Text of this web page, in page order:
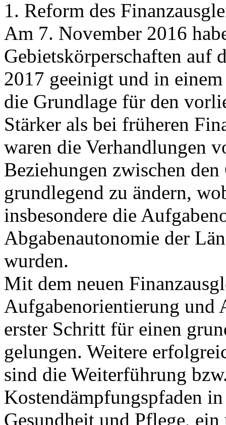
1. Reform des
Am 7. November 2016
Gebietskörperschaften auf
2017 geeinigt und in
die Grundlage für den
Stärker als bei früheren
waren die Verhandlungen
Beziehungen zwischen
grundlegend zu ändern,
insbesondere die
Abgabenautonomie der
wurden.
Mit dem neuen
Aufgabenorientierung und
erster Schritt für einen
gelungen. Weitere
sind die Weiterführung
Kostendämpfungspfaden
Gesundheit und Pflege, ein